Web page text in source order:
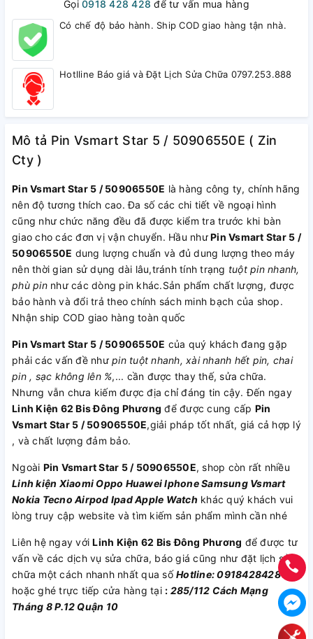
Gọi0918 428 428 để tư vấn mua hàng
Có chế độ bảo hành. Ship COD giao hàng tận nhà.
Hotlline Báo giá và Đặt Lịch Sửa Chữa 0797.253.888
Mô tả Pin Vsmart Star 5 / 50906550E ( Zin
Cty )
Pin Vsmart Star 5 / 50906550E là hàng công ty, chính hãng
nên độ tương thích cao. Đa số các chi tiết về ngoại hình
cũng như chức năng đều đã được kiểm tra trước khi bàn
giao cho các đơn vị vận chuyển. Hầu nhưPin Vsmart Star 5 /
50906550E dung lượng chuẩn và đủ dung lượng theo máy
nên thời gian sử dụng dài lâu,tránh tính trạng tuột pin nhanh,
phù pinnhư các dòng pin khác.Sản phẩm chất lượng, được
bảo hành và đổi trả theo chính sách minh bạch của shop.
Nhận ship COD giao hàng toàn quốc
Pin Vsmart Star 5 / 50906550E của quý khách đang gặp
phải các vấn đề như pin tuột nhanh, xài nhanh hết pin, chai
pin , sạc không lên %,... cần được thay thế, sửa chữa.
Nhưng vẫn chưa kiếm được địa chỉ đáng tin cậy. Đến ngay
Linh Kiện 62 Bis Đông Phương để được cung cấp Pin
Vsmart Star 5 / 50906550E,giải pháp tốt nhất, giá cả hợp lý
, và chất lượng đảm bảo.
Ngoài Pin Vsmart Star 5 / 50906550E, shop còn rất nhiều
Linh kiện Xiaomi Oppo HuaweiIphoneSamsung Vsmart
Nokia Tecno Airpod IpadApple Watch khác quý khách vui
lòng truy cập website và tìm kiếm sản phẩm mình cần nhé
Liên hệ ngay vớiLinh Kiện 62 Bis Đông Phương để được tư
vấn về các dịch vụ sửa chữa, báo giá cũng như đặt lịch sửa
chữa một cách nhanh nhất qua sốHotline: 0918428428
hoặc ghé trực tiếp cửa hàng tại : 285/112 Cách Mạng
Tháng 8 P.12 Quận 10